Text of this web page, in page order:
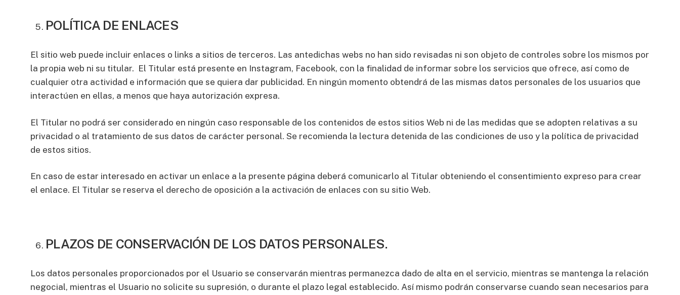
POLÍTICA DE ENLACES
El sitio web puede incluir enlaces o links a sitios de terceros. Las antedichas webs no han sido revisadas ni son objeto de controles sobre los mismos por
la propia web ni su titular. El Titular está presente en Instagram, Facebook, con la finalidad de informar sobre los servicios que ofrece, así como de
cualquier otra actividad e información que se quiera dar publicidad. En ningún momento obtendrá de las mismas datos personales de los usuarios que
interactúen en ellas, a menos que haya autorización expresa.
El Titular no podrá ser considerado en ningún caso responsable de los contenidos de estos sitios Web ni de las medidas que se adopten relativas a su
privacidad o al tratamiento de sus datos de carácter personal. Se recomienda la lectura detenida de las condiciones de uso y la política de privacidad
de estos sitios.
En caso de estar interesado en activar un enlace a la presente página deberá comunicarlo al Titular obteniendo el consentimiento expreso para crear
el enlace. El Titular se reserva el derecho de oposición a la activación de enlaces con su sitio Web.
PLAZOS DE CONSERVACIÓN DE LOS DATOS PERSONALES.
Los datos personales proporcionados por el Usuario se conservarán mientras permanezca dado de alta en el servicio, mientras se mantenga la relación
negocial, mientras el Usuario no solicite su supresión, o durante el plazo legal establecido. Así mismo podrán conservarse cuando sean necesarios para